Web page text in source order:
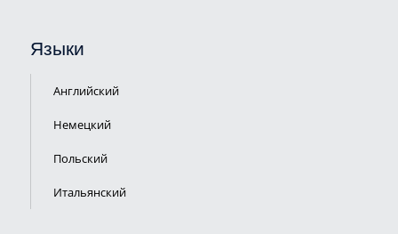
Языки
Английский
Немецкий
Польский
Итальянский
ВАМ?